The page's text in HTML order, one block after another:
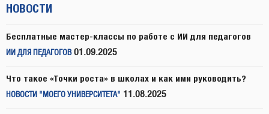
НОВОСТИ
Бесплатные мастер-классы по работе с ИИ для педагогов
ИИ ДЛЯ ПЕДАГОГОВ 01.09.2025
Что такое «Точки роста» в школах и как ими руководить?
НОВОСТИ "МОЕГО УНИВЕРСИТЕТА" 11.08.2025